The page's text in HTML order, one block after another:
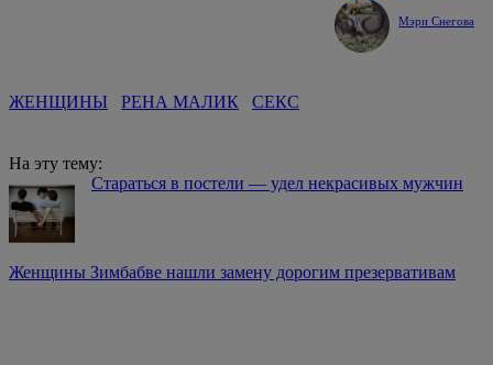
Мэри Снегова
ЖЕНЩИНЫ РЕНА МАЛИК СЕКС
На эту тему:
Стараться в постели — удел некрасивых мужчин
Женщины Зимбабве нашли замену дорогим презервативам